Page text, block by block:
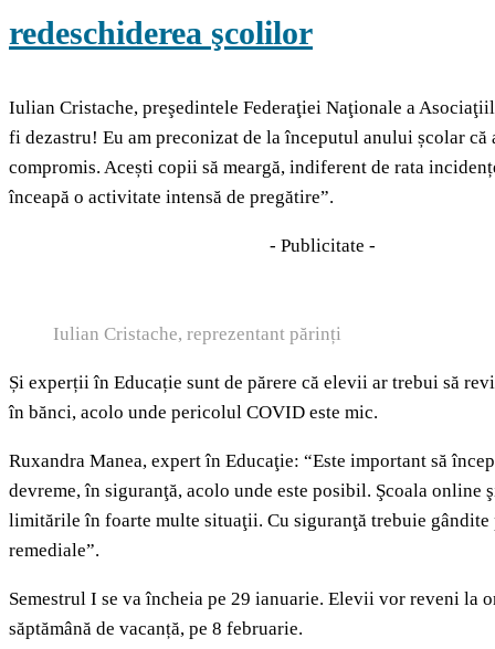
redeschiderea şcolilor
Iulian Cristache, preşedintele Federaţiei Naţionale a
fi dezastru! Eu am preconizat de la începutul anului școlar că
compromis. Acești copii să meargă, indiferent de rata
înceapă o activitate intensă de pregătire”.
- Publicitate -
Iulian Cristache, reprezentant părinți
Și experții în Educație sunt de părere că elevii ar trebui să
în bănci, acolo unde pericolul COVID este mic.
Ruxandra Manea, expert în Educaţie: “Este important să
devreme, în siguranţă, acolo unde este posibil. Şcoala online
limitările în foarte multe situaţii. Cu siguranţă trebuie
remediale”.
Semestrul I se va încheia pe 29 ianuarie. Elevii vor reveni la
săptămână de vacanță, pe 8 februarie.